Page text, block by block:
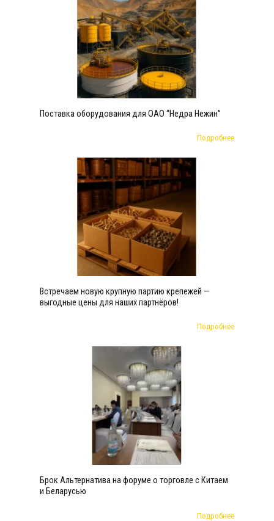
Поставка оборудования для ОАО “Недра Нежин”
Подробнее
Встречаем новую крупную партию крепежей —
выгодные цены для наших партнёров!
Подробнее
Брок Альтернатива на форуме о торговле с Китаем
и Беларусью
Подробнее